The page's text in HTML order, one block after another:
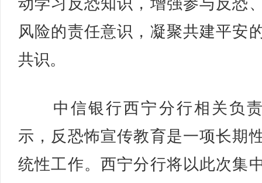
动学习反恐知识，增强参与反恐
风险的责任意识，凝聚共建平安
共识。
中信银行西宁分行相关负
示，反恐怖宣传教育是一项长期
统性工作。西宁分行将以此次集